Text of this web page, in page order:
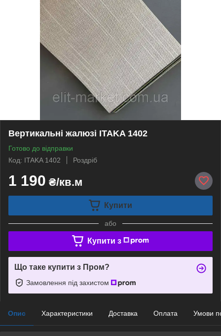
Вертикальні жалюзі ITAKA 1402
Готово до відправки
Код: ITAKA 1402
Роздріб
1 190 ₴/кв.м
Купити
або
Купити з
Що таке купити з Пром?
Замовлення під захистом
Опис Характеристики Доставка Оплата Умови